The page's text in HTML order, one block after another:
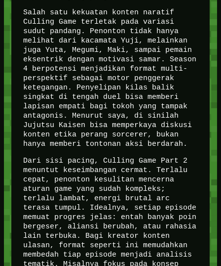
Salah satu kekuatan konten naratif
Culling Game terletak pada variasi
sudut pandang. Penonton tidak hanya
melihat dari kacamata Yuji, melainkan
juga Yuta, Megumi, Maki, sampai pemain
eksentrik dengan motivasi samar. Season
4 berpotensi menjadikan format multi-
perspektif sebagai motor penggerak
ketegangan. Penyelipan kilas balik
singkat di tengah duel bisa memberi
lapisan empati bagi tokoh yang tampak
antagonis. Menurut saya, di sinilah
Jujutsu Kaisen bisa memperkaya diskusi
konten etika perang sorcerer, bukan
hanya memberi tontonan aksi berdarah.
Dari sisi pacing, Culling Game Part 2
menuntut keseimbangan cermat. Terlalu
cepat, penonton kesulitan mencerna
aturan game yang sudah kompleks;
terlalu lambat, energi brutal arc
terasa tumpul. Idealnya, setiap episode
memuat progres jelas: entah banyak poin
bergeser, aliansi berubah, atau rahasia
lain terbuka. Bagi kreator konten
ulasan, format seperti ini memudahkan
membedah tiap episode menjadi analisis
tematik. Misalnya fokus pada konsep